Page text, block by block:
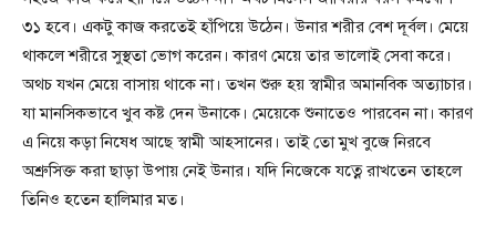
৩১ হবে। একটু কাজ করতেই হাঁপিয়ে উঠেন। উনার শরীর বেশ দূর্বল। মেয়ে
থাকলে শরীরে সুস্থতা ভোগ করেন। কারণ মেয়ে তার ভালোই সেবা করে।
অথচ যখন মেয়ে বাসায় থাকে না। তখন শুরু হয় স্বামীর অমানবিক অত্যাচার।
যা মানসিকভাবে খুব কষ্ট দেন উনাকে। মেয়েকে শুনাতেও পারবেন না। কারণ
এ নিয়ে কড়া নিষেধ আছে স্বামী আহসানের। তাই তো মুখ বুজে নিরবে
অশ্রুসিক্ত করা ছাড়া উপায় নেই উনার। যদি নিজেকে যত্নে রাখতেন তাহলে
তিনিও হতেন হালিমার মত।